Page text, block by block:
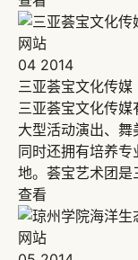
网站
04 2014
三亚荟宝文化传媒
三亚荟宝文化传
大型活动演出、舞
同时还拥有培养
地。荟宝艺术团是
查看
网站